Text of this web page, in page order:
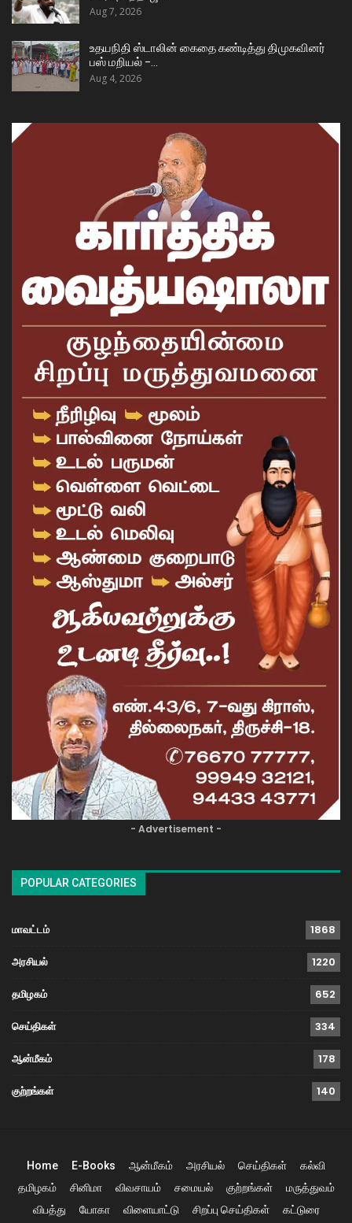
Aug 7, 2026
உதயநிதி ஸ்டாலின் கைதை கண்டித்து திமுகவினர்
பஸ் மறியல் –…
Aug 4, 2026
- Advertisement -
POPULAR CATEGORIES
மாவட்டம் 1868
அரசியல் 1220
தமிழகம் 652
செய்திகள் 334
ஆன்மீகம் 178
குற்றங்கள் 140
Home E-Books ஆன்மீகம் அரசியல் செய்திகள்
கல்வி
தமிழகம்
சினிமா விவசாயம் சமையல் குற்றங்கள்
மருத்துவம்
விபத்து
யோகா விளையாட்டு சிறப்பு செய்திகள் கட்டுரை